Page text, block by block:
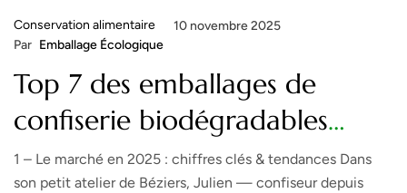
10 novembre 2025
Conservation alimentaire
Par Emballage Écologique
Top 7 des emballages de
confiserie biodégradables
testés par les pros !
1 – Le marché en 2025 : chiffres clés & tendances Dans
son petit atelier de Béziers, Julien — confiseur depuis